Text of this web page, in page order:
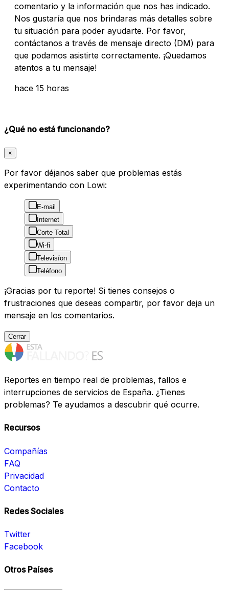
comentario y la información que nos has indicado.
Nos gustaría que nos brindaras más detalles sobre
tu situación para poder ayudarte. Por favor,
contáctanos a través de mensaje directo (DM) para
que podamos asistirte correctamente. ¡Quedamos
atentos a tu mensaje!
hace 15 horas
¿Qué no está funcionando?
×
Por favor déjanos saber que problemas estás
experimentando con Lowi:
E-mail
Internet
Corte Total
Wi-fi
Televisíon
Teléfono
¡Gracias por tu reporte! Si tienes consejos o
frustraciones que deseas compartir, por favor deja un
mensaje en los comentarios.
Cerrar
Reportes en tiempo real de problemas, fallos e
interrupciones de servicios de España. ¿Tienes
problemas? Te ayudamos a descubrir qué ocurre.
Recursos
Compañías
FAQ
Privacidad
Contacto
Redes Sociales
Twitter
Facebook
Otros Países